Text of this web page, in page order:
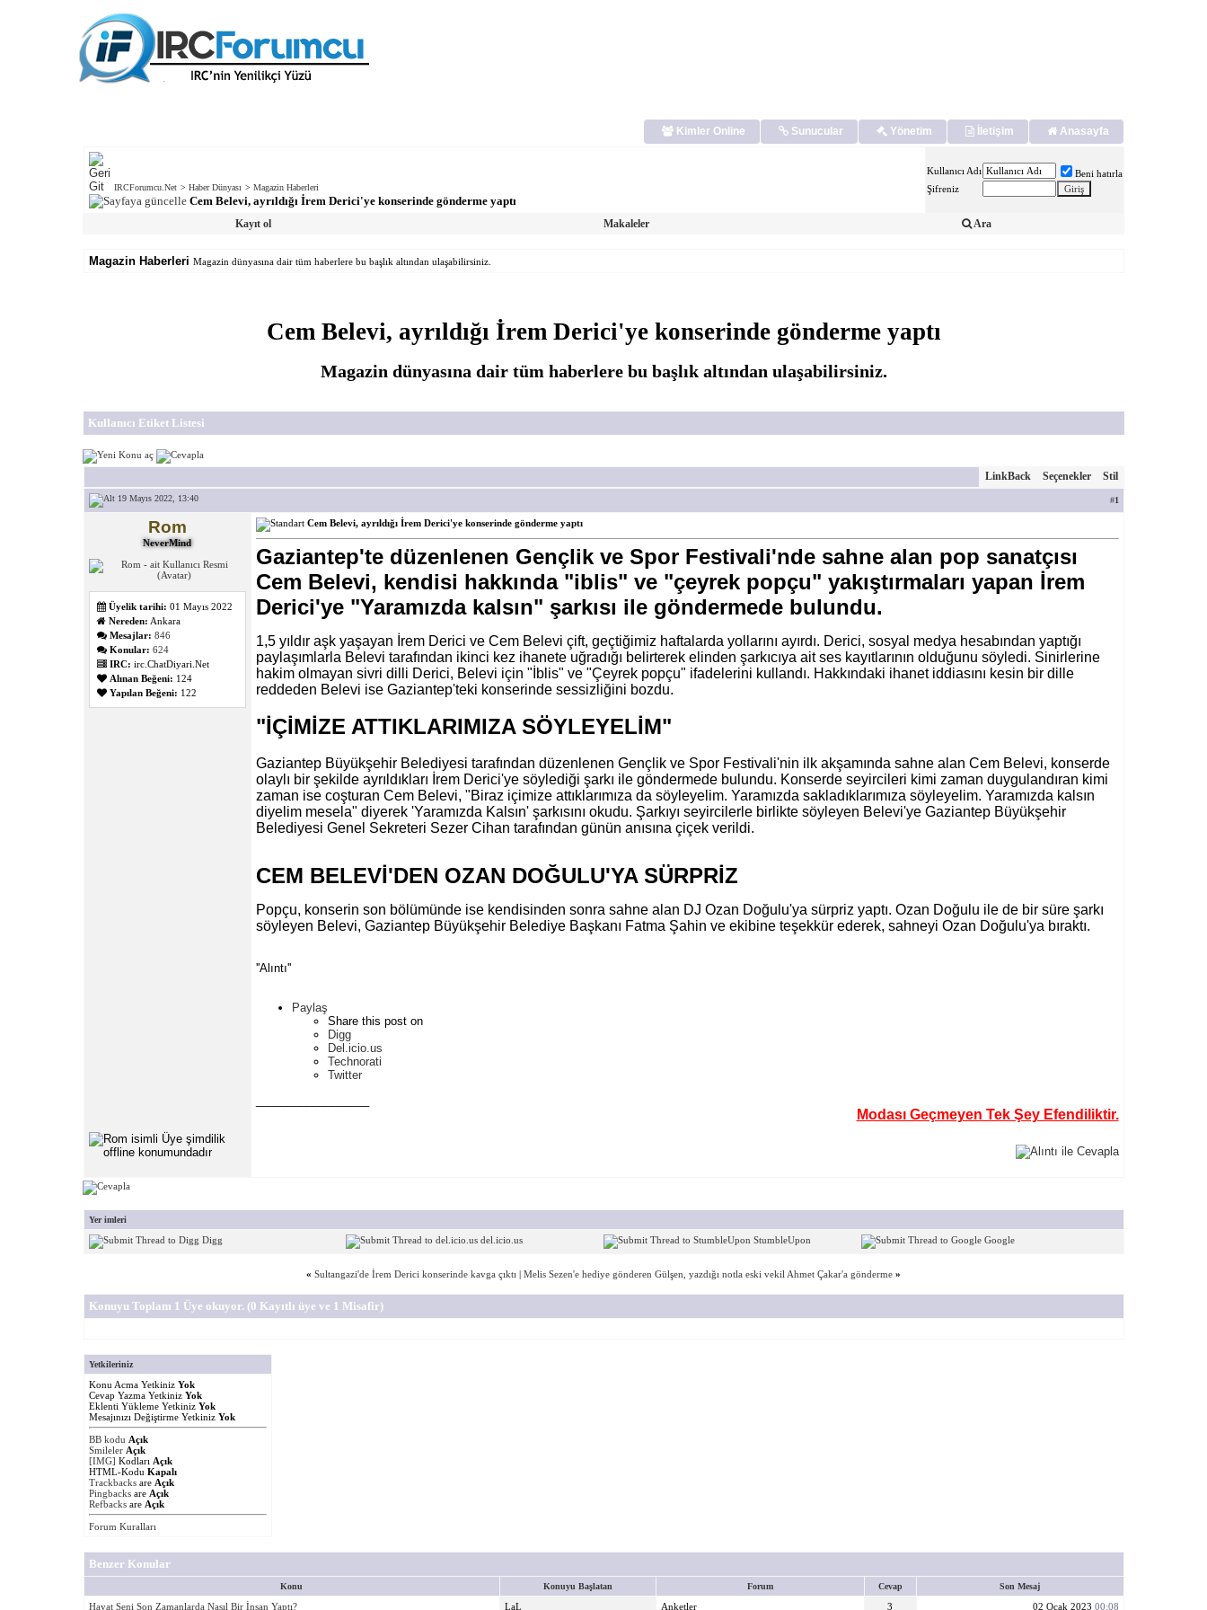
Anasayfa
İletişim
Yönetim
Sunucular
Kimler Online
IRCForumcu.Net > Haber Dünyası > Magazin Haberleri
Cem Belevi, ayrıldığı İrem Derici'ye konserinde gönderme yaptı
Kullanıcı Adı
Beni hatırla
Şifreniz
Kayıt ol Makaleler Ara
Magazin Haberleri Magazin dünyasına dair tüm haberlere bu başlık altından ulaşabilirsiniz.
Cem Belevi, ayrıldığı İrem Derici'ye konserinde gönderme yaptı
Magazin dünyasına dair tüm haberlere bu başlık altından ulaşabilirsiniz.
Kullanıcı Etiket Listesi
LinkBack Seçenekler Stil
19 Mayıs 2022, 13:40 #1
Rom
NeverMind
Üyelik tarihi: 01 Mayıs 2022
Nereden: Ankara
Mesajlar: 846
Konular: 624
IRC: irc.ChatDiyari.Net
Alınan Beğeni: 124
Yapılan Beğeni: 122
Cem Belevi, ayrıldığı İrem Derici'ye konserinde gönderme yaptı
Gaziantep'te düzenlenen Gençlik ve Spor Festivali'nde sahne alan pop sanatçısı
Cem Belevi, kendisi hakkında "iblis" ve "çeyrek popçu" yakıştırmaları yapan İrem
Derici'ye "Yaramızda kalsın" şarkısı ile göndermede bulundu.
1,5 yıldır aşk yaşayan İrem Derici ve Cem Belevi çift, geçtiğimiz haftalarda yollarını ayırdı. Derici, sosyal medya hesabından yaptığı
paylaşımlarla Belevi tarafından ikinci kez ihanete uğradığı belirterek elinden şarkıcıya ait ses kayıtlarının olduğunu söyledi. Sinirlerine
hakim olmayan sivri dilli Derici, Belevi için "İblis" ve "Çeyrek popçu" ifadelerini kullandı. Hakkındaki ihanet iddiasını kesin bir dille
reddeden Belevi ise Gaziantep'teki konserinde sessizliğini bozdu.
"İÇİMİZE ATTIKLARIMIZA SÖYLEYELİM"
Gaziantep Büyükşehir Belediyesi tarafından düzenlenen Gençlik ve Spor Festivali'nin ilk akşamında sahne alan Cem Belevi, konserde
olaylı bir şekilde ayrıldıkları İrem Derici'ye söylediği şarkı ile göndermede bulundu. Konserde seyircileri kimi zaman duygulandıran kimi
zaman ise coşturan Cem Belevi, "Biraz içimize attıklarımıza da söyleyelim. Yaramızda sakladıklarımıza söyleyelim. Yaramızda kalsın
diyelim mesela" diyerek 'Yaramızda Kalsın' şarkısını okudu. Şarkıyı seyircilerle birlikte söyleyen Belevi'ye Gaziantep Büyükşehir
Belediyesi Genel Sekreteri Sezer Cihan tarafından günün anısına çiçek verildi.
CEM BELEVİ'DEN OZAN DOĞULU'YA SÜRPRİZ
Popçu, konserin son bölümünde ise kendisinden sonra sahne alan DJ Ozan Doğulu'ya sürpriz yaptı. Ozan Doğulu ile de bir süre şarkı
söyleyen Belevi, Gaziantep Büyükşehir Belediye Başkanı Fatma Şahin ve ekibine teşekkür ederek, sahneyi Ozan Doğulu'ya bıraktı.
''Alıntı''
Paylaş
Share this post on
Digg
Del.icio.us
Technorati
Twitter
Modası Geçmeyen Tek Şey Efendiliktir.
Yer imleri
Digg del.icio.us StumbleUpon Google
« Sultangazi'de İrem Derici konserinde kavga çıktı | Melis Sezen'e hediye gönderen Gülşen, yazdığı notla eski vekil Ahmet Çakar'a gönderme »
Konuyu Toplam 1 Üye okuyor. (0 Kayıtlı üye ve 1 Misafir)
Yetkileriniz
Konu Acma Yetkiniz Yok
Cevap Yazma Yetkiniz Yok
Eklenti Yükleme Yetkiniz Yok
Mesajınızı Değiştirme Yetkiniz Yok
BB kodu Açık
Smileler Açık
[IMG] Kodları Açık
HTML-Kodu Kapalı
Trackbacksare Açık
Pingbacksare Açık
Refbacksare Açık
Forum Kuralları
Benzer Konular
Konu Konuyu Başlatan Forum Cevap Son Mesaj
Hayat Seni Son Zamanlarda Nasıl Bir İnsan Yaptı? LaL Anketler 3 02 Ocak 2023 00:08